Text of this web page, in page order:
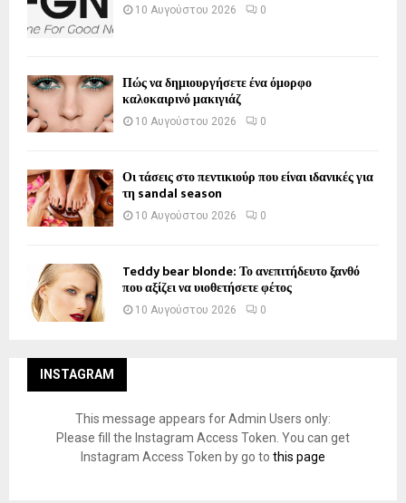
10 Αυγούστου 2026 0
Πώς να δημιουργήσετε ένα όμορφο
καλοκαιρινό μακιγιάζ
10 Αυγούστου 2026 0
Οι τάσεις στο πεντικιούρ που είναι ιδανικές για
τη sandal season
10 Αυγούστου 2026 0
Teddy bear blonde: Το ανεπιτήδευτο ξανθό
που αξίζει να υιοθετήσετε φέτος
10 Αυγούστου 2026 0
INSTAGRAM
This message appears for Admin Users only:
Please fill the Instagram Access Token. You can get
Instagram Access Token by go to this page